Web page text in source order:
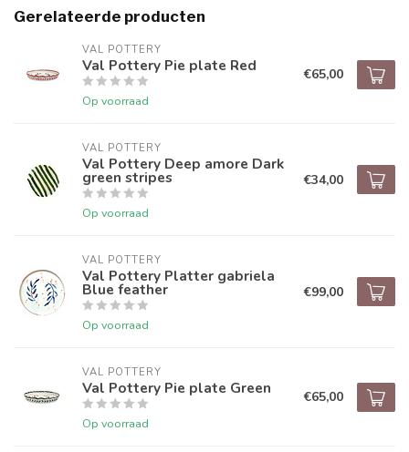
Gerelateerde producten
VAL POTTERY
Val Pottery Pie plate Red
Op voorraad
€65,00
VAL POTTERY
Val Pottery Deep amore Dark
green stripes
Op voorraad
€34,00
VAL POTTERY
Val Pottery Platter gabriela
Blue feather
Op voorraad
€99,00
VAL POTTERY
Val Pottery Pie plate Green
Op voorraad
€65,00